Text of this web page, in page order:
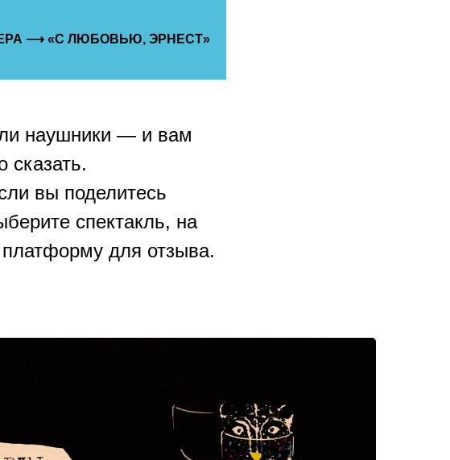
⟶ «С ЛЮБОВЬЮ, ЭРНЕСТ»
наушники — и вам
сказать.
вы поделитесь
спектакль, на
для отзыва.